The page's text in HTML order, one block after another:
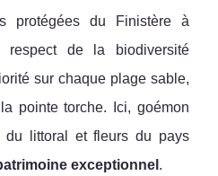
protégées du Finistère à
respect de la biodiversité
sur chaque plage sable,
la pointe torche. Ici, goémon
littoral et fleurs du pays
exceptionnel .